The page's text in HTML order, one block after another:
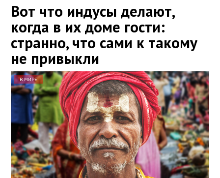
Вот что индусы делают,
когда в их доме гости:
странно, что сами к такому
не привыкли
В МИРЕ